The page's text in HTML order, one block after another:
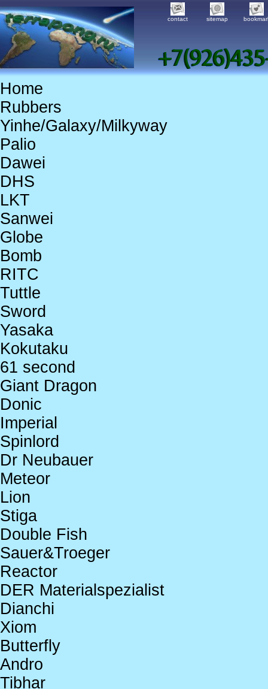
contact sitemap
Home
Rubbers
Yinhe/Galaxy/Milkyway
Palio
Dawei
DHS
LKT
Sanwei
Globe
Bomb
RITC
Tuttle
Sword
Yasaka
Kokutaku
61 second
Giant Dragon
Donic
Imperial
Spinlord
Dr Neubauer
Meteor
Lion
Stiga
Double Fish
Sauer&Troeger
Reactor
DER Materialspezialist
Dianchi
Xiom
Butterfly
Andro
Tibhar